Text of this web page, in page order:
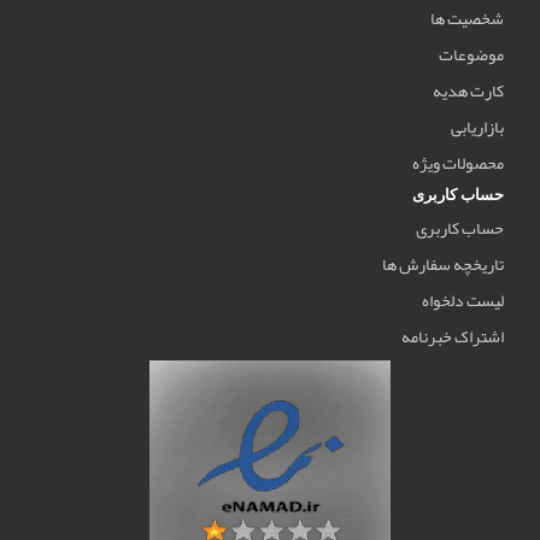
شخصیت ها
موضوعات
کارت هدیه
بازاریابی
محصولات ویژه
حساب کاربری
حساب کاربری
تاریخچه سفارش ها
لیست دلخواه
اشتراک خبرنامه